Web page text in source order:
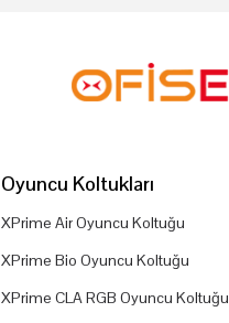
Oyuncu Koltukları
XPrime Air Oyuncu Koltuğu
XPrime Bio Oyuncu Koltuğu
XPrime CLA RGB Oyuncu Koltuğu